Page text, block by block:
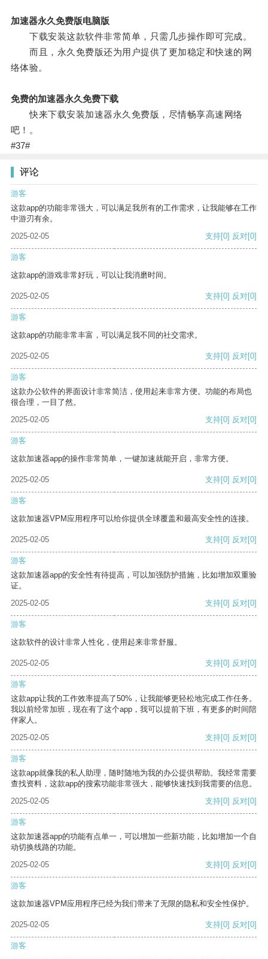
加速器永久免费版电脑版
下载安装这款软件非常简单，只需几步操作即可完成。
而且，永久免费版还为用户提供了更加稳定和快速的网
络体验。
免费的加速器永久免费下载
快来下载安装加速器永久免费版，尽情畅享高速网络
吧！。
#37#
评论
游客
这款app的功能非常强大，可以满足我所有的工作需求，让我能够在工作
中游刃有余。
2025-02-05
支持[0] 反对[0]
游客
这款app的游戏非常好玩，可以让我消磨时间。
2025-02-05 支持[0] 反对[0]
游客
这款app的功能非常丰富，可以满足我不同的社交需求。
2025-02-05 支持[0] 反对[0]
游客
这款办公软件的界面设计非常简洁，使用起来非常方便。功能的布局也
很合理，一目了然。
2025-02-05
支持[0] 反对[0]
游客
这款加速器app的操作非常简单，一键加速就能开启，非常方便。
2025-02-05 支持[0] 反对[0]
游客
这款加速器VPM应用程序可以给你提供全球覆盖和最高安全性的连接。
2025-02-05 支持[0] 反对[0]
游客
这款加速器app的安全性有待提高，可以加强防护措施，比如增加双重验
证。
2025-02-05
支持[0] 反对[0]
游客
这款软件的设计非常人性化，使用起来非常舒服。
2025-02-05 支持[0] 反对[0]
游客
这款app让我的工作效率提高了50%，让我能够更轻松地完成工作任务。
我以前经常加班，现在有了这个app，我可以提前下班，有更多的时间陪
伴家人。
2025-02-05
支持[0] 反对[0]
游客
这款app就像我的私人助理，随时随地为我的办公提供帮助。我经常需要
查找资料，这款app的搜索功能非常强大，能够快速找到我需要的信息。
2025-02-05
支持[0] 反对[0]
游客
这款加速器app的功能有点单一，可以增加一些新功能，比如增加一个自
动切换线路的功能。
2025-02-05
支持[0] 反对[0]
游客
这款加速器VPM应用程序已经为我们带来了无限的隐私和安全性保护。
2025-02-05 支持[0] 反对[0]
游客